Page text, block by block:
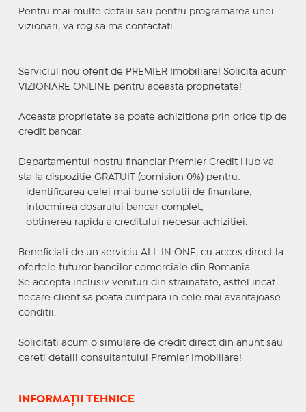
Pentru mai multe detalii sau pentru programarea unei
vizionari, va rog sa ma contactati.
Serviciul nou oferit de PREMIER Imobiliare! Solicita acum
VIZIONARE ONLINE pentru aceasta proprietate!
Aceasta proprietate se poate achizitiona prin orice tip de
credit bancar.
Departamentul nostru financiar Premier Credit Hub va
sta la dispozitie GRATUIT (comision 0%) pentru:
- identificarea celei mai bune solutii de finantare;
- intocmirea dosarului bancar complet;
- obtinerea rapida a creditului necesar achizitiei.
Beneficiati de un serviciu ALL IN ONE, cu acces direct la
ofertele tuturor bancilor comerciale din Romania.
Se accepta inclusiv venituri din strainatate, astfel incat
fiecare client sa poata cumpara in cele mai avantajoase
conditii.
Solicitati acum o simulare de credit direct din anunt sau
cereti detalii consultantului Premier Imobiliare!
INFORMAȚII TEHNICE